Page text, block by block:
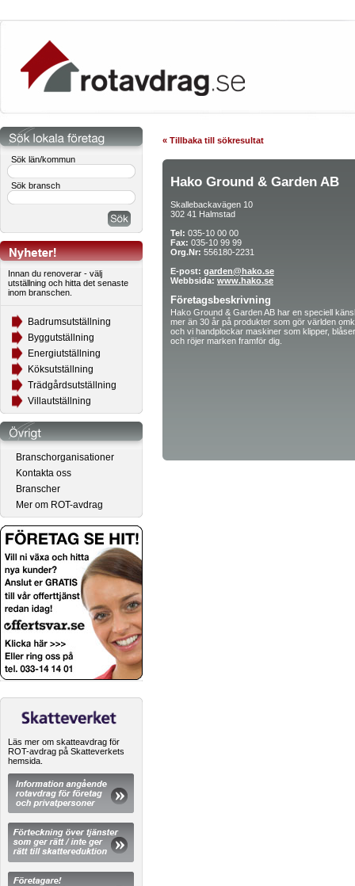
Sök län/kommun
Sök bransch
Innan du renoverar - välj
utställning och hitta det senaste
inom branschen.
Badrumsutställning
Byggutställning
Energiutställning
Köksutställning
Trädgårdsutställning
Villautställning
Branschorganisationer
Kontakta oss
Branscher
Mer om ROT-avdrag
Läs mer om skatteavdrag för
ROT-avdrag på Skatteverkets
hemsida.
« Tillbaka till sökresultat
Hako Ground & Garden AB
Skallebackavägen 10
302 41 Halmstad
Tel: 035-10 00 00
Fax: 035-10 99 99
Org.Nr: 556180-2231
E-post: garden@hako.se
Webbsida: www.hako.se
Företagsbeskrivning
Hako Ground & Garden AB har en speciell
mer än 30 år på produkter som gör världen
och vi handplockar maskiner som klipper,
och röjer marken framför dig.